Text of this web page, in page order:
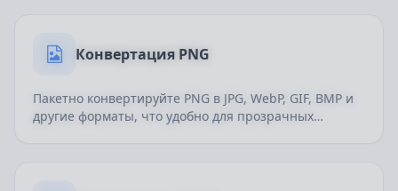
Конвертация PNG
Пакетно конвертируйте PNG в JPG, WebP, GIF, BMP и
другие форматы, что удобно для прозрачных